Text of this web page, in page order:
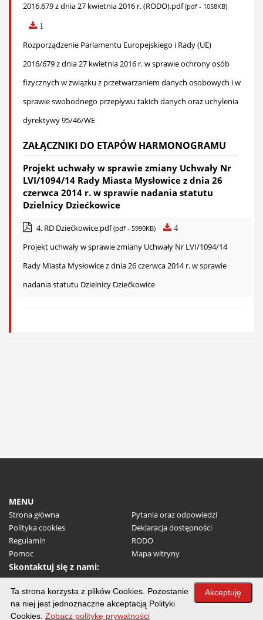
2016.679 z dnia 27 kwietnia 2016 r. (RODO).pdf(pdf - 1058KB)
1
Rozporządzenie Parlamentu Europejskiego i Rady (UE)
2016/679 z dnia 27 kwietnia 2016 r. w sprawie ochrony osób
fizycznych w związku z przetwarzaniem danych osobowych i w
sprawie swobodnego przepływu takich danych oraz uchylenia
dyrektywy 95/46/WE
ZAŁĄCZNIKI DO ETAPÓW HARMONOGRAMU
Projekt uchwały w sprawie zmiany Uchwały Nr
LVI/1094/14 Rady Miasta Mysłowice z dnia 26
czerwca 2014 r. w sprawie nadania statutu
Dzielnicy Dziećkowice
4. RD Dziećkowice.pdf(pdf - 5990KB) 4
Projekt uchwały w sprawie zmiany Uchwały Nr LVI/1094/14
Rady Miasta Mysłowice z dnia 26 czerwca 2014 r. w sprawie
nadania statutu Dzielnicy Dziećkowice
MENU
Strona główna
Polityka cookies
Regulamin
Pomoc
Pytania oraz odpowiedzi
Deklaracja dostępności
RODO
Mapa witryny
Skontaktuj się z nami:
(+48) 32 31 71 100
E-mail:um@myslowice.pl
Miasto Mysłowice
Akceptuję
Ta strona korzysta z plików Cookies. Pozostanie
na niej jest jednoznaczne akceptacją Polityki
Cookies. Zobacz politykę prywatności